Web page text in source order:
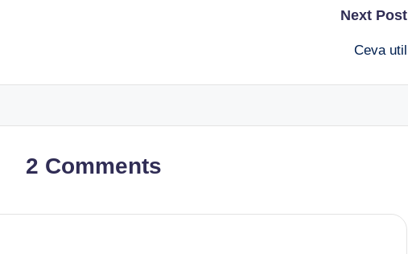
Next Post
Ceva util
2 Comments